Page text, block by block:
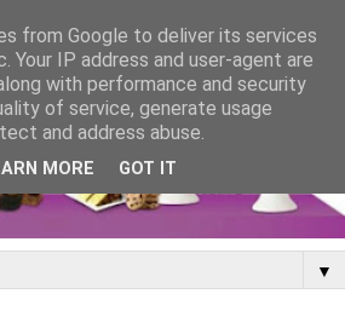
▼
from Google to deliver its services
Your IP address and user-agent are
with performance and security
of service, generate usage
and address abuse.
MORE GOT IT